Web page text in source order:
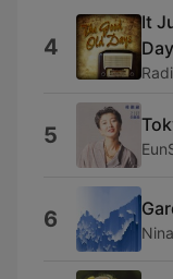
4
It
5
6